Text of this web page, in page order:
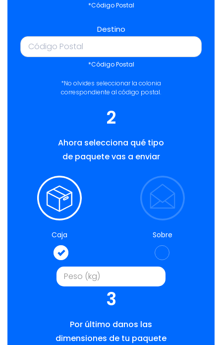
*Código Postal
Destino
*Código Postal
*No olvides seleccionar la colonia
correspondiente al código postal.
2
Ahora selecciona qué tipo
de paquete vas a enviar
Caja Sobre
3
Por último danos las
dimensiones de tu paquete